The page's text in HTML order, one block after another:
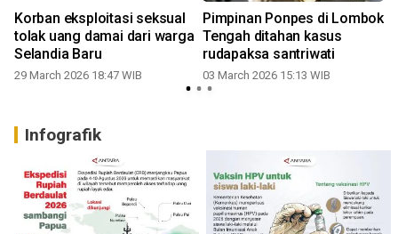
Korban eksploitasi seksual
tolak uang damai dari warga
Selandia Baru
29 March 2026 18:47 WIB
Pimpinan Ponpes di Lombok
Tengah ditahan kasus
rudapaksa santriwati
03 March 2026 15:13 WIB
Infografik